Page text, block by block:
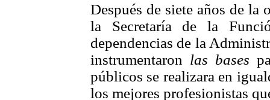
Después de siete años de la
la Secretaría de la
dependencias de la
instrumentaron las bases
públicos se realizara en
los mejores profesionistas